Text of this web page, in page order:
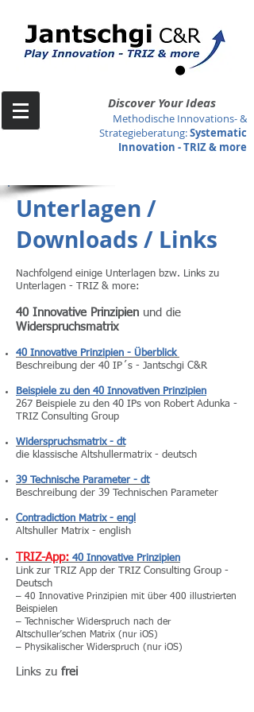
Discover Your Ideas
Methodische Innovations- &
Strategieberatung:Systematic
Innovation -TRIZ & more
Unterlagen /
Downloads / Links
Nachfolgend einige Unterlagen bzw. Links zu
Unterlagen - TRIZ & more:
40 Innovative Prinzipien und die
Widerspruchsmatrix
40 Innovative Prinzipien - Überblick
Beschreibung der 40 IP´s - Jantschgi C&R
Beispiele zu den 40 Innovativen Prinzipien
267 Beispiele zu den 40 IPs von Robert Adunka -
TRIZ Consulting Group
Widerspruchsmatrix - dt
die klassische Altshullermatrix - deutsch
39 Technische Parameter - dt
Beschreibung der 39 Technischen Parameter
Contradiction Matrix - engl
Altshuller Matrix - english
TRIZ-App: 40 Innovative Prinzipien
Link zur TRIZ App der TRIZ Consulting Group -
Deutsch
– 40 Innovative Prinzipien mit über 400 illustrierten
Beispielen
– Technischer Widerspruch nach der
Altschuller’schen Matrix (nur iOS)
– Physikalischer Widerspruch (nur iOS)
Links zu frei